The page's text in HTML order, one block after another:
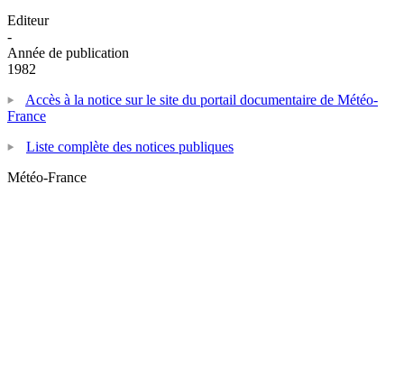
Editeur
-
Année de publication
1982
Accès à la notice sur le site du portail documentaire de Météo-
France
Liste complète des notices publiques
Météo-France